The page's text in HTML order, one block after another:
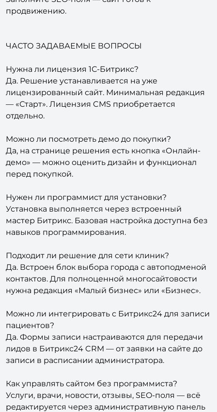
Нужна ли лицензия 1С-Битрикс?
Да. Решение устанавливается на уже
лицензированный сайт. Минимальная редакция
— «Старт». Лицензия CMS приобретается
отдельно.
Да, на странице решения есть кнопка «Онлайн-
демо» — можно оценить дизайн и функционал
перед покупкой.
Нужен ли программист для установки?
Установка выполняется через встроенный
мастер Битрикс. Базовая настройка доступна без
навыков программирования.
Подходит ли решение для сети клиник?
Да. Встроен блок выбора города с автоподменой
контактов. Для полноценной многосайтовости
нужна редакция «Малый бизнес» или «Бизнес».
Можно ли интегрировать с Битрикс24 для записи
пациентов?
Да. Формы записи настраиваются для передачи
лидов в Битрикс24 CRM — от заявки на сайте до
записи в расписании администратора.
Как управлять сайтом без программиста?
Услуги, врачи, новости, отзывы, SEO-поля — всё
редактируется через административную панель
Битрикс без знания кода.